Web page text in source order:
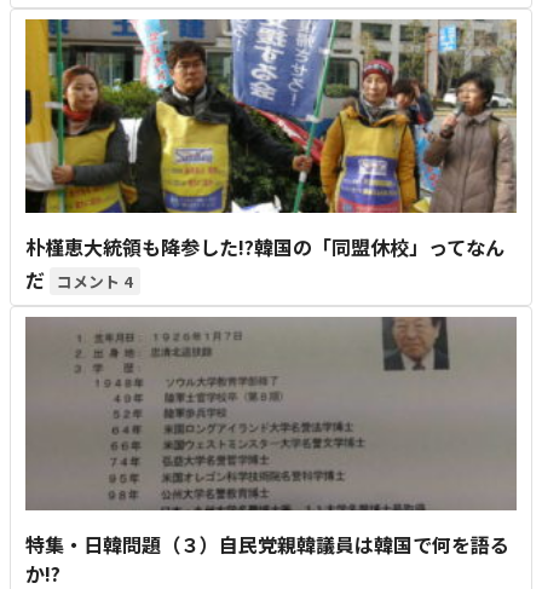
朴槿恵大統領も降参した!?韓国の「同盟休校」ってなん
だ
4
特集・日韓問題（３）自民党親韓議員は韓国で何を語る
か!?